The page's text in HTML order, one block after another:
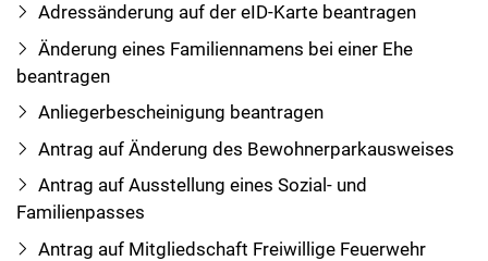
Adressänderung auf der eID-Karte beantragen
Änderung eines Familiennamens bei einer Ehe
beantragen
Anliegerbescheinigung beantragen
Antrag auf Änderung des Bewohnerparkausweises
Antrag auf Ausstellung eines Sozial- und
Familienpasses
Antrag auf Mitgliedschaft Freiwillige Feuerwehr